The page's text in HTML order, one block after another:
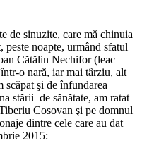
de sinuzite, care mă chinuia
peste noapte, urmând sfatul
Cătălin Nechifor (leac
o nară, iar mai târziu, alt
scăpat şi de înfundarea
stării de sănătate, am ratat
Cosovan şi pe domnul
dintre cele care au dat
2015: